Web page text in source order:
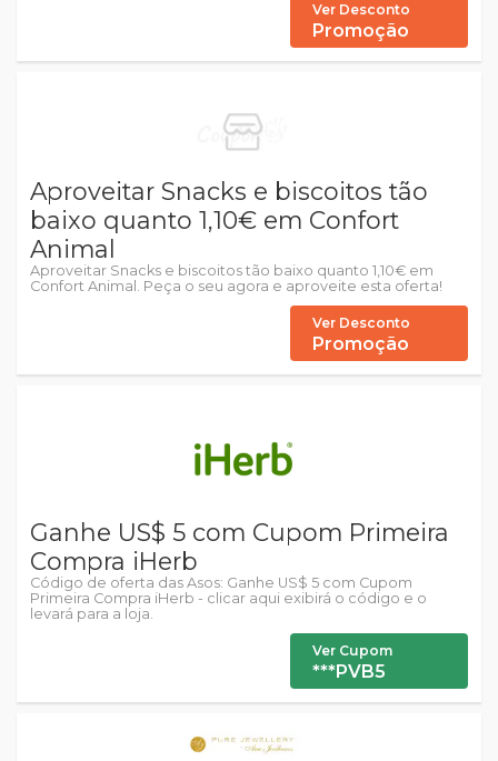
Ver Desconto
Promoção
Aproveitar Snacks e biscoitos tão
baixo quanto 1,10€ em Confort
Animal
Aproveitar Snacks e biscoitos tão baixo quanto 1,10€ em
Confort Animal. Peça o seu agora e aproveite esta oferta!
Ver Desconto
Promoção
Ganhe US$ 5 com Cupom Primeira
Compra iHerb
Código de oferta das Asos: Ganhe US$ 5 com Cupom
Primeira Compra iHerb - clicar aqui exibirá o código e o
levará para a loja.
Ver Cupom
***PVB5